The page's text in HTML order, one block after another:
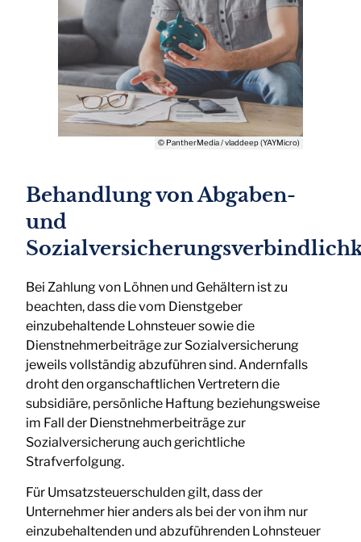
© PantherMedia / vladdeep (YAYMicro)
Behandlung von Abgaben-
und
Bei Zahlung von Löhnen und Gehältern ist zu
beachten, dass die vom Dienstgeber
einzubehaltende Lohnsteuer sowie die
Dienstnehmerbeiträge zur Sozialversicherung
jeweils vollständig abzuführen sind. Andernfalls
droht den organschaftlichen Vertretern die
subsidiäre, persönliche Haftung beziehungsweise
im Fall der Dienstnehmerbeiträge zur
Sozialversicherung auch gerichtliche
Strafverfolgung.
Für Umsatzsteuerschulden gilt, dass der
Unternehmer hier anders als bei der von ihm nur
einzubehaltenden und abzuführenden Lohnsteuer